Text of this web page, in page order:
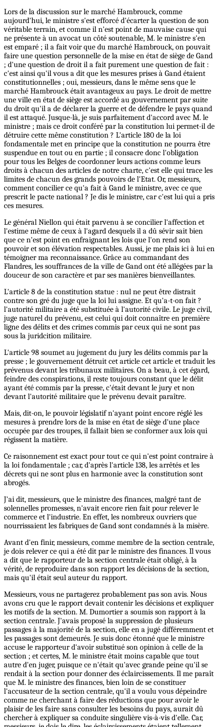
Lors de la discussion sur le marché Hambrouck, comme
aujourd'hui, le ministre s'est efforcé d'écarter la question de son
véritable terrain, et comme il n'est point de mauvaise cause qui
ne présente à un avocat un côté soutenable, M. le ministre s'en
est emparé ; il a fait voir que du marché Hambrouck, on pouvait
faire une question personnelle de la mise en état de siège de Gand
; d'une question de droit il a fait purement une question de fait :
c'est ainsi qu'il vous a dit que les mesures prises à Gand étaient
constitutionnelles ; oui, messieurs, dans le même sens que le
marché Hambrouck était avantageux au pays. Le droit de mettre
une ville en état de siège est accordé au gouvernement par suite
du droit qu'il a de déclarer la guerre et de défendre le pays quand
il est attaqué. Jusque-là, je suis parfaitement d'accord avec M. le
ministre ; mais ce droit conféré par la constitution lui permet-il de
détruire cette même constitution ? L'article 180 de la loi
fondamentale met en principe que la constitution ne pourra être
suspendue en tout ou en partie ; il consacre donc l'obligation
pour tous les Belges de coordonner leurs actions comme leurs
droits à chacun des articles de notre charte, c'est elle qui trace les
limites de chacun des grands pouvoirs de l'Etat. Or, messieurs,
comment concilier ce qu'a fait à Gand le ministre, avec ce que
prescrit le pacte national ? Je dis le ministre, car c'est lui qui a pris
ces mesures.
Le général Niellon qui était parvenu à se concilier l'affection et
l'estime même de ceux à l'agard desquels il a dû sévir sait bien
que ce n'est point en enfraignant les lois que l'on rend son
pouvoir et son élévation respectables. Aussi, je me plais ici à lui en
témoigner ma reconnaissance. Grâce au commandant des
Flandres, les souffrances de la ville de Gand ont été allégées par la
douceur de son caractère et par ses manières bienveillantes.
L'article 8 de la constitution statue : nul ne peut être distrait
contre son gré du juge que la loi lui assigne. Et qu'a-t-on fait ?
l'autorité militaire a été substituée à l'autorité civile. Le juge civil,
juge naturel du prévenu, est celui qui doit connaître en première
ligne des délits et des crimes commis par ceux qui ne sont pas
sous la juridcition militaire.
L'article 98 soumet au jugement du jury les délits commis par la
presse ; le gouvernement détruit cet article cet article et traduit les
prévenus devant les tribunaux militaires. On a beau, à cet égard,
feindre des conspirations, il reste toujours constant que le délit
ayant été commis par la presse, c'était devant le jury et non
devant l'autorité militaire que le prévenu devait paraître.
Mais, dit-on, le pouvoir législatif n'ayant point encore réglé les
mesures à prendre lors de la mise en état de siège d'une place
occupée par des troupes, il fallait bien se conformer aux lois qui
régissent la matière.
Ce raisonnement est exact pour tout ce qui n'est point contraire à
la loi fondamentale ; car, d'après l'article 138, les arrêtés et les
décrets qui ne sont plus en harmonie avec la constitution sont
abrogés.
J'ai dit, messieurs, que le ministre des finances, malgré tant de
solennelles promesses, n'avait encore rien fait pour relever le
commerce et l'industrie. En effet, les nombreux ouvriers que
nourrissaient les fabriques de Gand sont condamnés à la misère.
Avant d'en finir, messieurs, comme membre de la section centrale,
je dois relever ce qui a été dit par le ministre des finances. Il vous
a dit que le rapporteur de la section centrale était obligé, à la
vérité, de reproduire dans son rapport les décisions de la section,
mais qu'il était seul auteur du rapport.
Messieurs, vous ne partagerez probablement pas son avis. Nous
avons cru que le rapport devait contenir les décisions et expliquer
les motifs de la section. M. Dumortier a soumis son rapport à la
section centrale. J'avais proposé la suppression de plusieurs
passages à la majorité de la section, elle en a jugé différemment et
les passages sont demeurés. Je suis donc étonné que le ministre
accuse le rapporteur d'avoir substitué son opinion à celle de la
section ; et certes, M. le ministre était moins capable que tout
autre d'en juger, puisque ce n'était qu'avec grande peine qu'il se
rendait à la section pour donner des éclaircissements. Il me paraît
que M. le ministre des finances, bien loin de se constituer
l'accusateur de la section centrale, qu'il a voulu vous dépeindre
comme ne cherchant à faire des réductions que pour avoir le
plaisir de les faire sans consulter les besoins du pays, aurait dû
chercher à expliquer sa conduite singulière vis-à-vis d'elle. Car,